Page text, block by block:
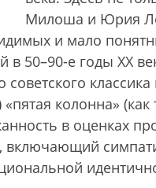
Милоша и Юрия
и мало
в 50–90-е годы XX
советского
«пятая колонна»
в оценках
включающий